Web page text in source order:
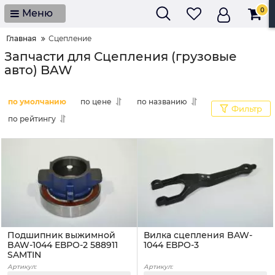
Меню 0
Главная Сцепление
Запчасти для Сцепления (грузовые
авто) BAW
по умолчанию по цене
по названию
по рейтингу
Фильтр
Подшипник выжимной
BAW-1044 ЕВРО-2 588911
SAMTIN
Артикул:
Вилка сцепления BAW-
1044 ЕВРО-3
Артикул: